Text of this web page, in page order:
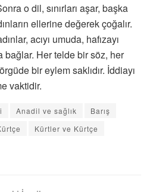
o dil, sınırları aşar, başka
ellerine değerek çoğalır.
acıyı umuda, hafızayı
Her telde bir söz, her
bir eylem saklıdır. İddiayı
vaktidir.
Anadil ve sağlık
Barış
Kürtler ve Kürtçe